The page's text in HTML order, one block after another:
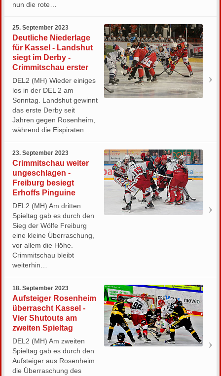
nun die rote…
25. September 2023
Deutliche Niederlage
für Kassel - Landshut
siegt im Derby -
Crimmitschau erster
DEL2 (MH) Wieder einiges
los in der DEL 2 am
Sonntag. Landshut gewinnt
das erste Derby seit
Jahren gegen Rosenheim,
während die Eispiraten…
23. September 2023
Crimmitschau weiter
ungeschlagen -
Freiburg besiegt
Erhoffs Pinguine
DEL2 (MH) Am dritten
Spieltag gab es durch den
Sieg der Wölfe Freiburg
eine kleine Überraschung,
vor allem die Höhe.
Crimmitschau bleibt
weiterhin…
18. September 2023
Aufsteiger Rosenheim
überrascht Kassel -
Vier Shutouts am
zweiten Spieltag
DEL2 (MH) Am zweiten
Spieltag gab es durch den
Aufsteiger aus Rosenheim
die Überraschung des